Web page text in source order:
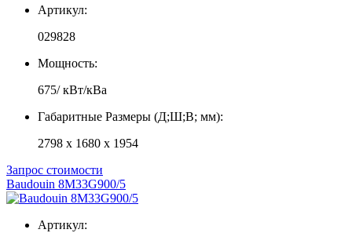
Артикул:
029828
Мощность:
675/ кВт/кВа
Габаритные Размеры (Д;Ш;В; мм):
2798 x 1680 x 1954
Запрос стоимости
Baudouin 8M33G900/5
Артикул: